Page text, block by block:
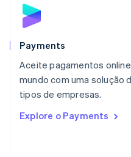
Payments
Aceite pagamentos
mundo com uma solução
tipos de empresas.
Explore o Payments
Malta
English
EspañolEnglish
English
Nova Zelândia
English
NederlandsEnglish